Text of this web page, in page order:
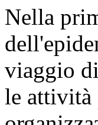
Nella
viaggio
le attività